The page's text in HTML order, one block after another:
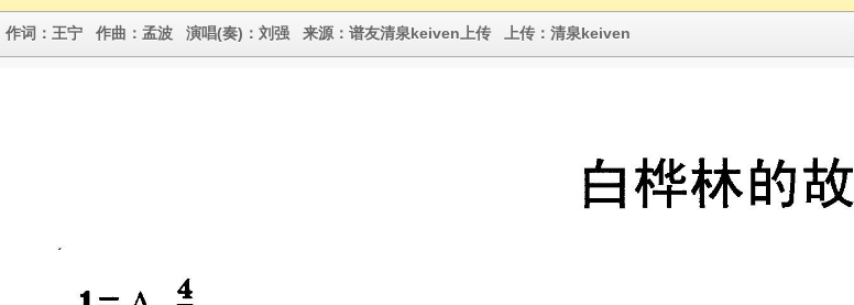
作词： 王宁 作曲： 孟波 演唱(奏)： 刘强 来源： 谱友清泉keiven上传 上传： 清泉keiven